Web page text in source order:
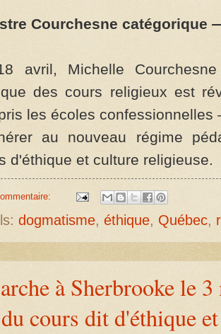
Courchesne catégorique
avril, Michelle
des cours religieux est
les écoles
au nouveau régime
d'éthique et culture religieuse.
dogmatisme, éthique, Québec,
à Sherbrooke le
du cours dit d'éthique